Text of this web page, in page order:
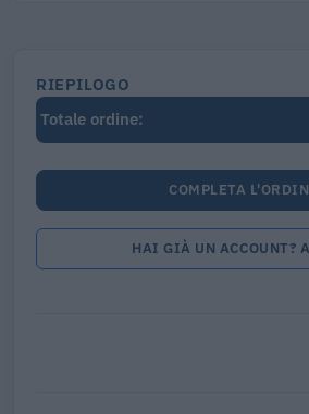
RIEPILOGO
Totale ordine:
COMPLETA
HAI GIÀ UN ACCOUNT?